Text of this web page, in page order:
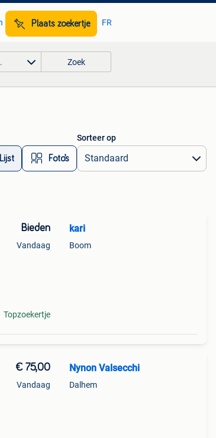
Plaats zoekertje FR
Zoek
Lijst Foto’s
Sorteer op
Bieden
Vandaag
Topzoekertje
kari
Boom
€ 75,00
Vandaag
Nynon Valsecchi
Dalhem